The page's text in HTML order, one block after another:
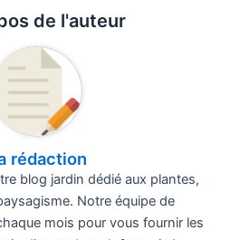
de l'auteur
rédaction
blog jardin dédié aux plantes,
Notre équipe de
mois pour vous fournir les